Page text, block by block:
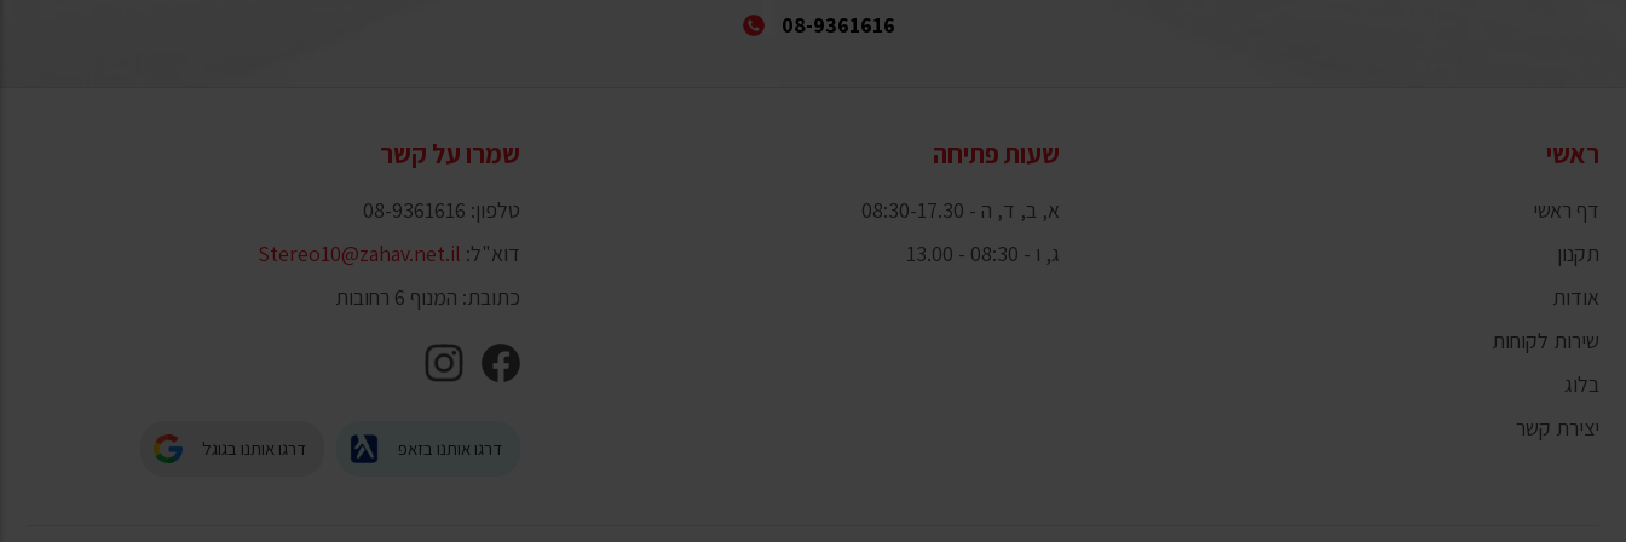
08-9361616
ראשי
דף ראשי
תקנון
אודות
שירות לקוחות
בלוג
יצירת קשר
שעות פתיחה
א, ב, ד, ה - 08:30-17.30
ג, ו - 08:30 - 13.00
שמרו על קשר
טלפון: 08-9361616
דוא"ל: Stereo10@zahav.net.il
כתובת: המנוף 6 רחובות
דרגו אותנו בזאפ דרגו אותנו בגוגל